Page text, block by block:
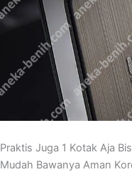
Praktis Juga 1 Kotak Aja
Mudah Bawanya Aman